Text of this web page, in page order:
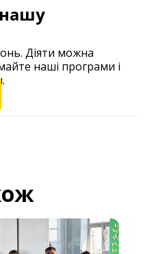
Діяти можна
наші програми і